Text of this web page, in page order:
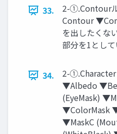
33.
2-①.Contour
Contour
を出したくな
部分を1とし
34.
2-①.Character
▼Albedo
(EyeMask)
▼ColorMask
▼MaskC